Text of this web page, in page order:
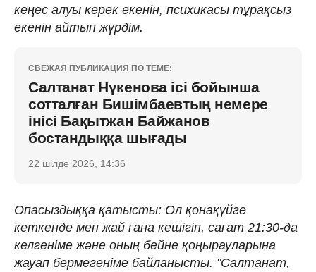
кеңес алуы керек екенін, психикасы тұрақсыз
екенін айтып жүрдім.
СВЕЖАЯ ПУБЛИКАЦИЯ ПО ТЕМЕ:
Салтанат Нүкенова ісі бойынша
сотталған Бишімбаевтың немере
інісі Бақытжан Байжанов
бостандыққа шығады
22 шілде 2026, 14:36
Опасыздыққа қатысты: Ол қонақүйге
кеткенде мен жай ғана кешігіп, сағат 21:30-да
келгеніме және оның бейне қоңырауларына
жауап бермегеніме байланысты. "Салтанат,